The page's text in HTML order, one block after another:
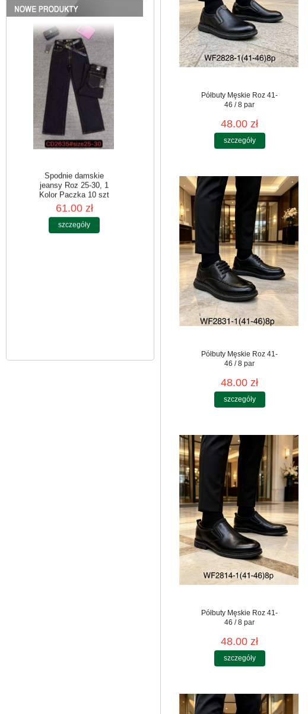
61.00 zł
szczegóły
Spodnie damskie
jeansy Roz 25-30, 1
Półbuty Męskie Roz 41-
46 / 8 par
48.00 zł
szczegóły
Półbuty Męskie Roz 41-
46 / 8 par
48.00 zł
szczegóły
Półbuty Męskie Roz 41-
46 / 8 par
48.00 zł
szczegóły